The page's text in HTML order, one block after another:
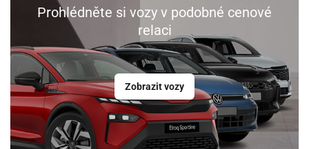
Prohlédněte si vozy v podobné cenové
relaci
Zobrazit vozy